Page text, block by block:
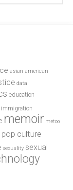
asian american
data
education
immigration
memoir metoo
pop culture
sexuality sexual